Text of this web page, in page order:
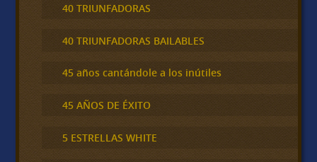
40 TRIUNFADORAS
40 TRIUNFADORAS BAILABLES
45 años cantándole a los inútiles
45 AÑOS DE ÉXITO
5 ESTRELLAS WHITE